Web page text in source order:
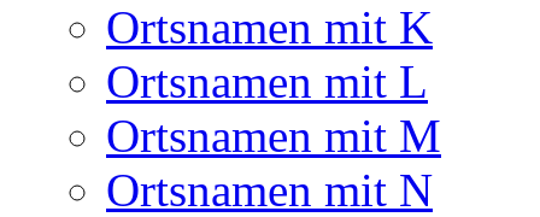
Ortsnamen mit K
Ortsnamen mit L
Ortsnamen mit M
Ortsnamen mit N